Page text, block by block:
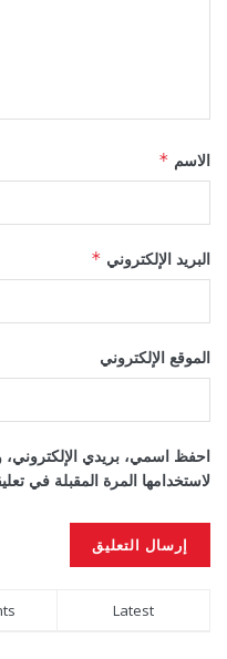
الاسم *
البريد الإلكتروني *
الموقع الإلكتروني
احفظ اسمي، بريدي الإلكتروني،
لاستخدامها المرة المقبلة في
Alternative:
Latest